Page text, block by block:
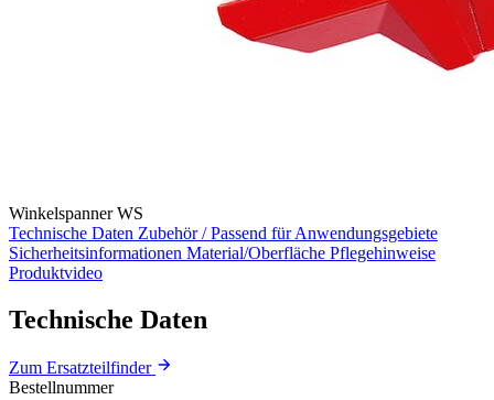
Winkelspanner WS
Technische Daten Zubehör / Passend für Anwendungsgebiete
Sicherheitsinformationen Material/Oberfläche Pflegehinweise
Produktvideo
Technische Daten
Zum Ersatzteilfinder
Bestellnummer